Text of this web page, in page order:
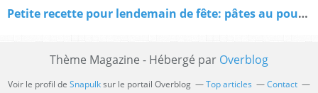
Petite recette pour lendemain de fête: pâtes au poulet, citron et épinards, mais crémeuses
Thème Magazine - Hébergé par Overblog
Voir le profil de Snapulksur le portail Overblog Top articles
Contact